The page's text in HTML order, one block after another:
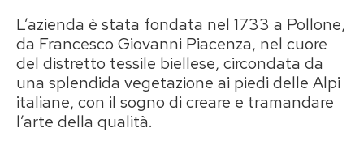
L’azienda è stata fondata nel 1733 a Pollone,
da Francesco Giovanni Piacenza, nel cuore
del distretto tessile biellese, circondata da
una splendida vegetazione ai piedi delle Alpi
italiane, con il sogno di creare e tramandare
l’arte della qualità.